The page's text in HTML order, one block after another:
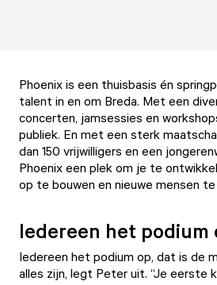
Phoenix is een thuisbasis én
talent in en om Breda. Met een
concerten, jamsessies en
publiek. En met een sterk
dan 150 vrijwilligers en een
Phoenix een plek om je te
op te bouwen en nieuwe mensen
Iedereen het podium
Iedereen het podium op, dat is de
alles zijn, legt Peter uit. “Je eerste